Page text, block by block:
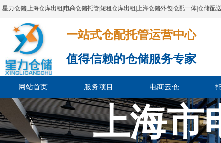
星力仓储|上海仓库出租|电商仓储托管|短租仓库出租|上海仓储外包|仓配一体|仓储配
一站式仓配托管运营中心​​​​​​​​​​​​​​​​​
值得信赖的仓储服务专家
网站首页 服务项目 电商云仓
上海市